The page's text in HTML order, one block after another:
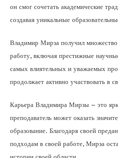
он смог сочетать академические
создавая уникальные
Владимир Мирза получил
работу, включая престижные
самых влиятельных и уважаемых
продолжает активно участвовать в
Карьера Владимира Мирзы – это
преподаватель может оказать
образование. Благодаря своей
подходам в своей работе, Мирза